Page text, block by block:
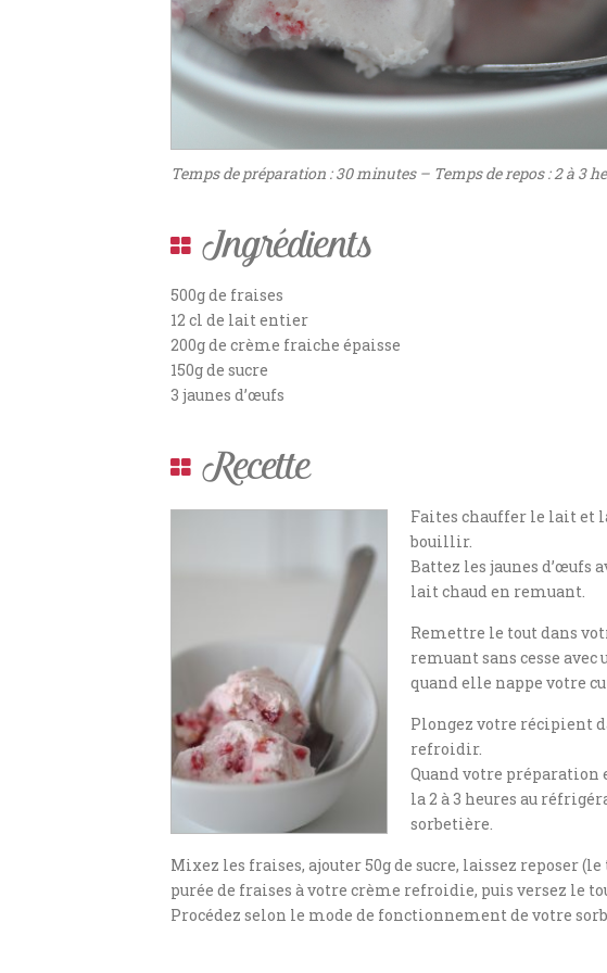
Temps de préparation : 30 minutes – Temps de repos : 2 à 3
Ingrédients
500g de fraises
12 cl de lait entier
200g de crème fraiche épaisse
150g de sucre
3 jaunes d’œufs
Recette
Faites chauffer le lait et
bouillir.
Battez les jaunes d’œufs
lait chaud en remuant.
Remettre le tout dans
remuant sans cesse
quand elle nappe votre
Plongez votre récipient
refroidir.
Quand votre préparation
la 2 à 3 heures au
sorbetière.
Mixez les fraises, ajouter 50g de sucre, laissez reposer
purée de fraises à votre crème refroidie, puis versez le
Procédez selon le mode de fonctionnement de votre